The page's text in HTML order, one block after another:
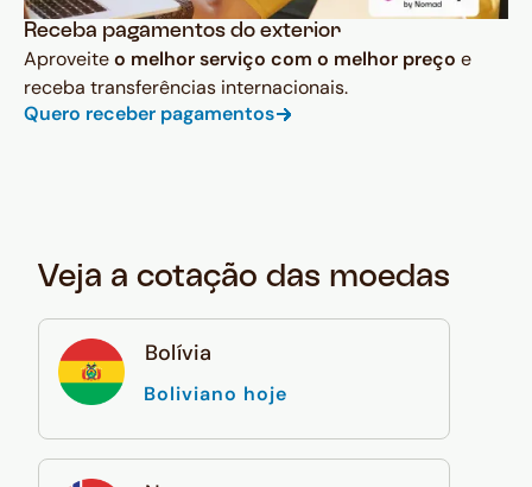
Receba pagamentos do exterior
Aproveiteo melhor serviço com o melhor preço e
receba transferências internacionais.
Quero receber pagamentos
Veja a cotação das moedas
Bolívia
Boliviano hoje